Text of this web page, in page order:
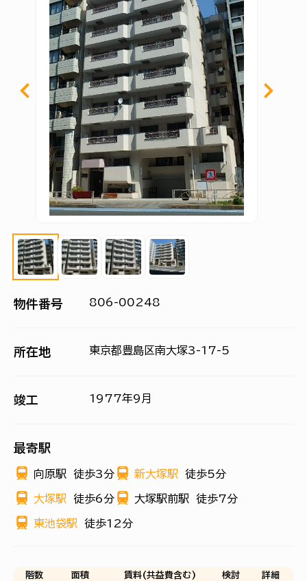
物件番号 806-00248
所在地 東京都豊島区南大塚3-17-5
竣工 1977年9月
最寄駅
向原駅 徒歩3分 新大塚駅 徒歩5分
大塚駅 徒歩6分 大塚駅前駅 徒歩7分
東池袋駅 徒歩12分
階数 面積 賃料(共益費含む) 検討 詳細